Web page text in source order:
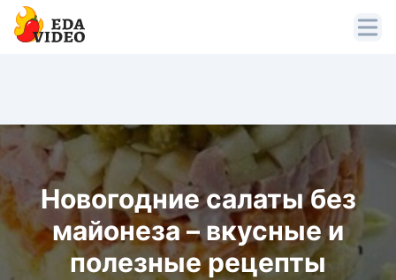
Новогодние салаты без
майонеза – вкусные и
полезные рецепты